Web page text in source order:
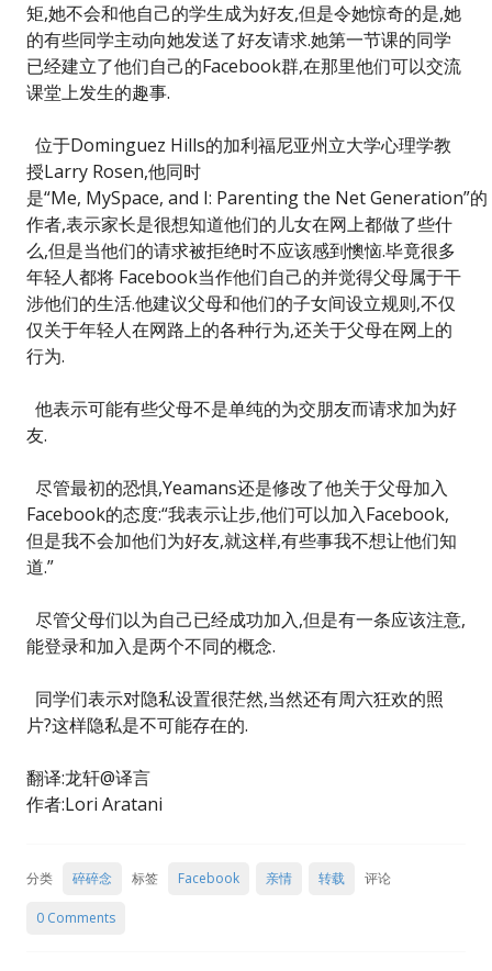
矩,她不会和他自己的学生成为好友,但是令她惊奇的是,她
的有些同学主动向她发送了好友请求.她第一节课的同学
已经建立了他们自己的Facebook群,在那里他们可以交流
课堂上发生的趣事.
位于Dominguez Hills的加利福尼亚州立大学心理学教
授Larry Rosen,他同时
是“Me, MySpace, and I: Parenting the Net Generation”的
作者,表示家长是很想知道他们的儿女在网上都做了些什
么,但是当他们的请求被拒绝时不应该感到懊恼.毕竟很多
年轻人都将 Facebook当作他们自己的并觉得父母属于干
涉他们的生活.他建议父母和他们的子女间设立规则,不仅
仅关于年轻人在网路上的各种行为,还关于父母在网上的
行为.
他表示可能有些父母不是单纯的为交朋友而请求加为好
友.
尽管最初的恐惧,Yeamans还是修改了他关于父母加入
Facebook的态度:“我表示让步,他们可以加入Facebook,
但是我不会加他们为好友,就这样,有些事我不想让他们知
道.”
尽管父母们以为自己已经成功加入,但是有一条应该注意,
能登录和加入是两个不同的概念.
同学们表示对隐私设置很茫然,当然还有周六狂欢的照
片?这样隐私是不可能存在的.
翻译:龙轩@译言
作者:Lori Aratani
分类 碎碎念 标签 Facebook 亲情 转载 评论
0 Comments